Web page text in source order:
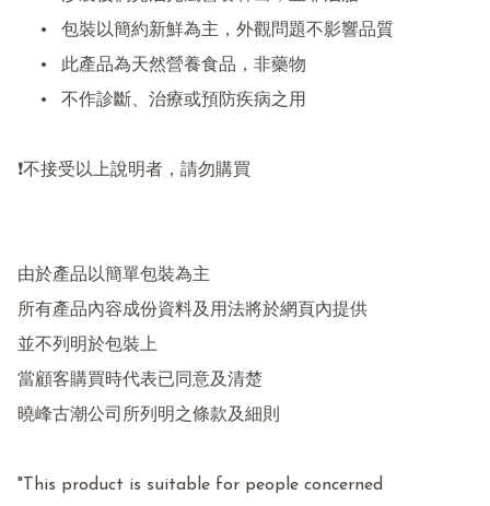
❗不接受以上說明者，請勿購買
由於產品以簡單包裝為主
所有產品內容成份資料及用法將於網頁內提供
並不列明於包裝上
當顧客購買時代表已同意及清楚
曉峰古潮公司所列明之條款及細則
"This product is suitable for people concerned